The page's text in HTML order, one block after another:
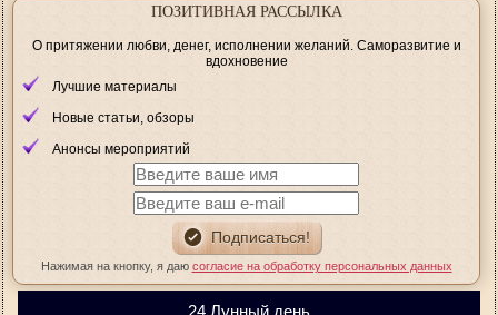
ПОЗИТИВНАЯ РАССЫЛКА
О притяжении любви, денег, исполнении желаний. Саморазвитие и
вдохновение
Лучшие материалы
Новые статьи, обзоры
Анонсы мероприятий
Нажимая на кнопку, я даю согласие на обработку персональных данных
24 Лунный день